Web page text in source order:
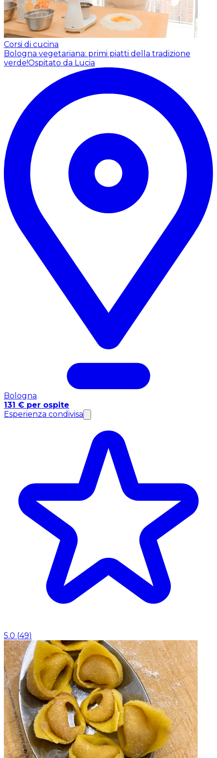
Corsi di cucina
Bologna vegetariana: primi piatti della tradizione
verde!Ospitato da Lucia
Bologna
131 € per ospite
Esperienza condivisa
5.0 (49)